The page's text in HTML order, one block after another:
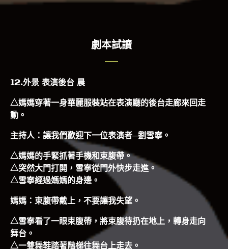
劇本試讀
12.外景 表演後台 晨
△媽媽穿著一身華麗服裝站在表演廳的後台走廊來回走
動。
主持人：讓我們歡迎下一位表演者─劉雪寧。
△媽媽的手緊抓著手機和束腹帶。
△突然大門打開，雪寧從門外快步走進。
△雪寧經過媽媽的身邊。
媽媽：束腹帶戴上，不要讓我失望。
△雪寧看了一眼束腹帶，將束腹待扔在地上，轉身走向
舞台。
△一雙舞鞋踏著階梯往舞台上走去。